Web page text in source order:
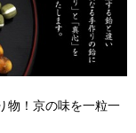
物！京の味を一粒一